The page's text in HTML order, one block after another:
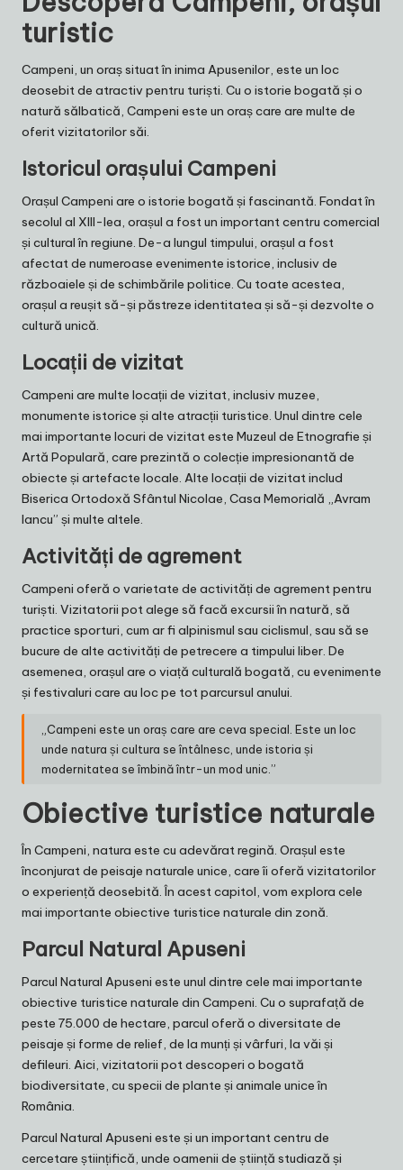
turistic
Campeni, un oraș situat în inima Apusenilor, este un loc
deosebit de atractiv pentru turiști. Cu o istorie bogată și o
natură sălbatică, Campeni este un oraș care are multe de
oferit vizitatorilor săi.
Istoricul orașului Campeni
Orașul Campeni are o istorie bogată și fascinantă. Fondat în
secolul al XIII-lea, orașul a fost un important centru comercial
și cultural în regiune. De-a lungul timpului, orașul a fost
afectat de numeroase evenimente istorice, inclusiv de
războaiele și de schimbările politice. Cu toate acestea,
orașul a reușit să-și păstreze identitatea și să-și dezvolte o
cultură unică.
Locații de vizitat
Campeni are multe locații de vizitat, inclusiv muzee,
monumente istorice și alte atracții turistice. Unul dintre cele
mai importante locuri de vizitat este Muzeul de Etnografie și
Artă Populară, care prezintă o colecție impresionantă de
obiecte și artefacte locale. Alte locații de vizitat includ
Biserica Ortodoxă Sfântul Nicolae, Casa Memorială „Avram
Iancu” și multe altele.
Activități de agrement
Campeni oferă o varietate de activități de agrement pentru
turiști. Vizitatorii pot alege să facă excursii în natură, să
practice sporturi, cum ar fi alpinismul sau ciclismul, sau să se
bucure de alte activități de petrecere a timpului liber. De
asemenea, orașul are o viață culturală bogată, cu evenimente
și festivaluri care au loc pe tot parcursul anului.
„Campeni este un oraș care are ceva special. Este un loc
unde natura și cultura se întâlnesc, unde istoria și
modernitatea se îmbină într-un mod unic.”
Obiective turistice naturale
În Campeni, natura este cu adevărat regină. Orașul este
înconjurat de peisaje naturale unice, care îi oferă vizitatorilor
o experiență deosebită. În acest capitol, vom explora cele
mai importante obiective turistice naturale din zonă.
Parcul Natural Apuseni
Parcul Natural Apuseni este unul dintre cele mai importante
obiective turistice naturale din Campeni. Cu o suprafață de
peste 75.000 de hectare, parcul oferă o diversitate de
peisaje și forme de relief, de la munți și vârfuri, la văi și
defileuri. Aici, vizitatorii pot descoperi o bogată
biodiversitate, cu specii de plante și animale unice în
România.
Parcul Natural Apuseni este și un important centru de
cercetare științifică, unde oamenii de știință studiază și